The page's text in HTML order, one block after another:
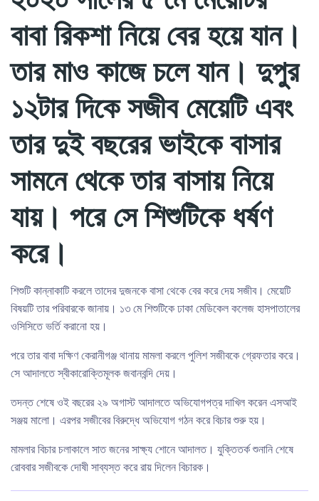
বাবা রিকশা নিয়ে বের হয়ে যান।
তার মাও কাজে চলে যান। দুপুর
১২টার দিকে সজীব মেয়েটি এবং
তার দুই বছরের ভাইকে বাসার
সামনে থেকে তার বাসায় নিয়ে
যায়। পরে সে শিশুটিকে ধর্ষণ
করে।
শিশুটি কান্নাকাটি করলে তাদের দুজনকে বাসা থেকে বের করে দেয় সজীব। মেয়েটি
বিষয়টি তার পরিবারকে জানায়। ১৩ মে শিশুটিকে ঢাকা মেডিকেল কলেজ হাসপাতালের
ওসিসিতে ভর্তি করানো হয়।
পরে তার বাবা দক্ষিণ কেরানীগঞ্জ থানায় মামলা করলে পুলিশ সজীবকে গ্রেফতার করে।
সে আদালতে স্বীকারোক্তিমূলক জবানবন্দি দেয়।
তদন্ত শেষে ওই বছরের ২৯ অগাস্ট আদালতে অভিযোগপত্র দাখিল করেন এসআই
সঞ্জয় মালো। এরপর সজীবের বিরুদ্ধে অভিযোগ গঠন করে বিচার শুরু হয়।
মামলার বিচার চলাকালে সাত জনের সাক্ষ্য শোনে আদালত। যুক্তিতর্ক শুনানি শেষে
রোববার সজীবকে দোষী সাব্যস্ত করে রায় দিলেন বিচারক।